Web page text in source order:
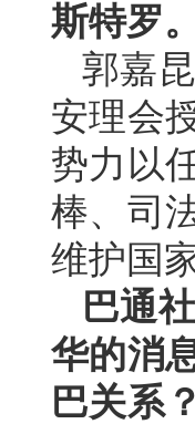
斯特罗
郭嘉
安理会
势力以
棒、司
维护国
巴通
华的消
巴关系